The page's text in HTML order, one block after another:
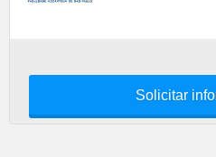
Solicitar